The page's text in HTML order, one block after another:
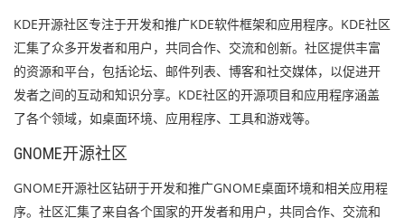
KDE开源社区专注于开发和推广KDE软件框架和应用程序。KDE社区
汇集了众多开发者和用户，共同合作、交流和创新。社区提供丰富
的资源和平台，包括论坛、邮件列表、博客和社交媒体，以促进开
发者之间的互动和知识分享。KDE社区的开源项目和应用程序涵盖
了各个领域，如桌面环境、应用程序、工具和游戏等。
GNOME开源社区
GNOME开源社区钻研于开发和推广GNOME桌面环境和相关应用程
序。社区汇集了来自各个国家的开发者和用户，共同合作、交流和